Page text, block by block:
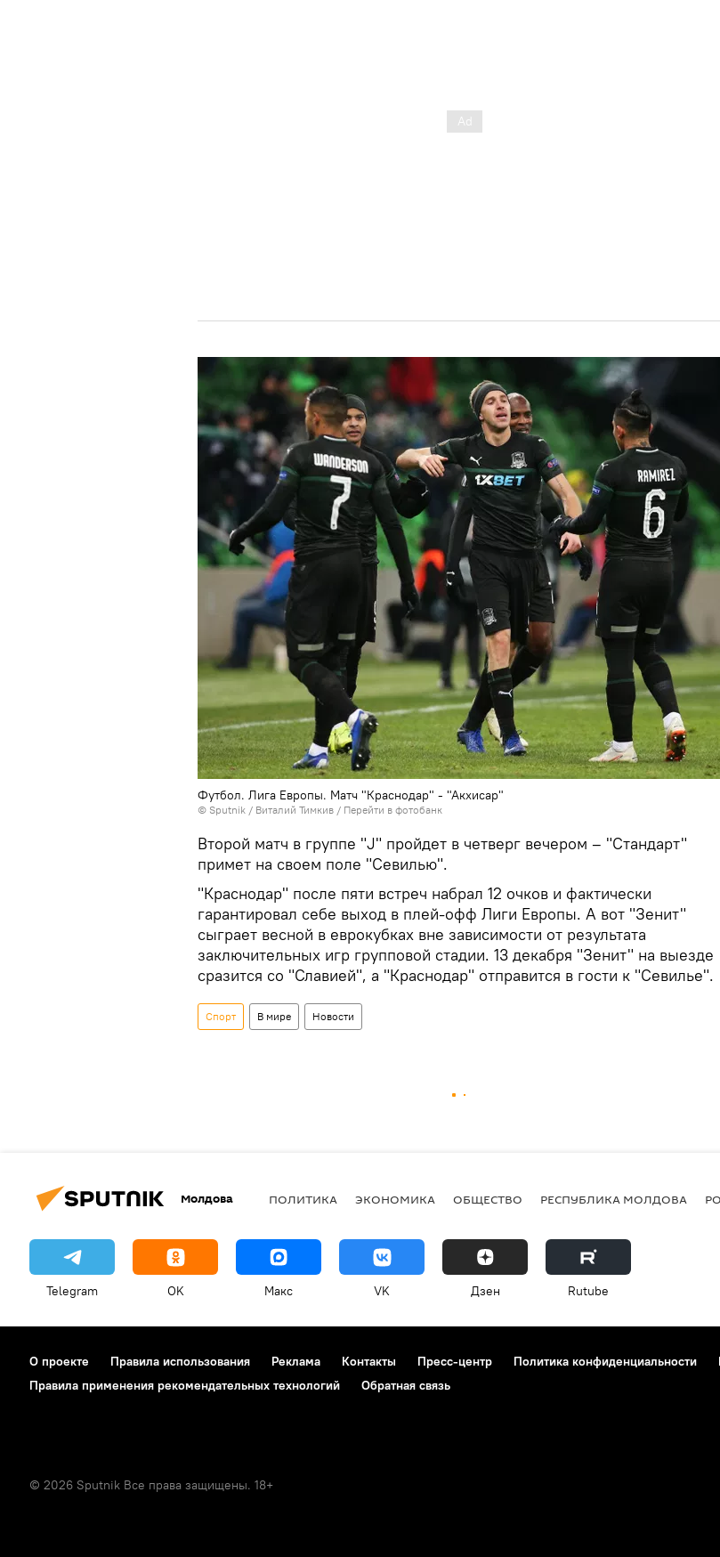
Футбол. Лига Европы. Матч "Краснодар" - "Акхисар"
© Sputnik / Виталий Тимкив / Перейти в фотобанк
Второй матч в группе "J" пройдет в четверг вечером – "Стандарт"
примет на своем поле "Севилью".
"Краснодар" после пяти встреч набрал 12 очков и фактически
гарантировал себе выход в плей-офф Лиги Европы. А вот "Зенит"
сыграет весной в еврокубках вне зависимости от результата
заключительных игр групповой стадии. 13 декабря "Зенит" на выезде
сразится со "Славией", а "Краснодар" отправится в гости к "Севилье".
Спорт В мире Новости
Молдова ПОЛИТИКА ЭКОНОМИКА ОБЩЕСТВО РЕСПУБЛИКА МОЛДОВА
Telegram OK Макс VK Дзен Rutube
О проекте Правила использования Реклама Контакты Пресс-центр Политика конфиденциальности
Правила применения рекомендательных технологий
Обратная связь
© 2026 Sputnik Все права защищены. 18+